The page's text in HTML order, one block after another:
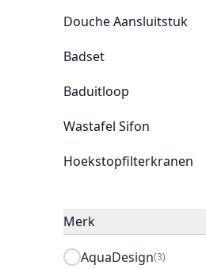
Douche Aansluitstuk
Badset
Baduitloop
Wastafel Sifon
Hoekstopfilterkranen
Merk
AquaDesign(3)